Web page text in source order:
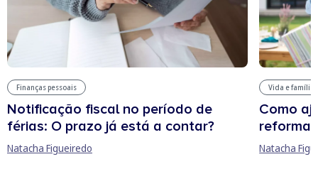
Finanças pessoais
Notificação fiscal no período de
férias: O prazo já está a contar?
Natacha Figueiredo
Vida e família
Como
reforma
Natacha